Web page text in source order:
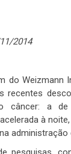
2014
do Weizmann
recentes
câncer: a
à
administração